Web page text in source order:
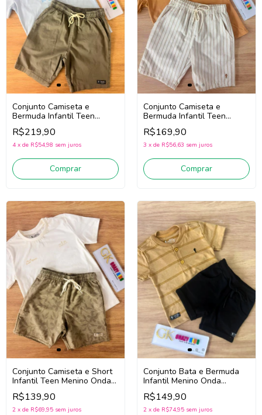
Conjunto Camiseta e
Bermuda Infantil Teen
Menino Onda Marinha
1263127 (Azul/Bege Escuro)
R$219,90
4 x de R$54,98 sem juros
Comprar
Conjunto Camiseta e
Bermuda Infantil Teen
Menino Onda Marinha
1263126 (Ocre/Off White)
R$169,90
3 x de R$56,63 sem juros
Comprar
Conjunto Camiseta e Short
Infantil Teen Menino Onda
Marinha 1263119 (Off
White/Marrom)
R$139,90
2 x de R$69,95 sem juros
Conjunto Bata e Bermuda
Infantil Menino Onda
Marinha 1263081
(Ocre/Preto)
R$149,90
2 x de R$74,95 sem juros